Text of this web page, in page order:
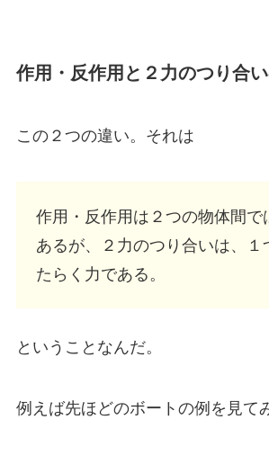
作用・反作用 と２力のつり合
この２つの違い。それは
作用・反作用は２つの物体間で
あるが、２力のつり合いは、１
たらく力である。
ということなんだ。
例えば先ほどのボートの例を見て